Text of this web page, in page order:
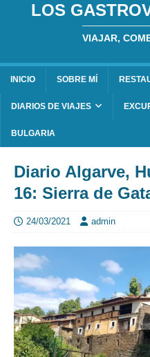
LOS
VIAJAR,
INICIO SOBRE MÍ
DIARIOS DE VIAJES
BULGARIA
Diario Algarve,
16: Sierra de
24/03/2021 admin